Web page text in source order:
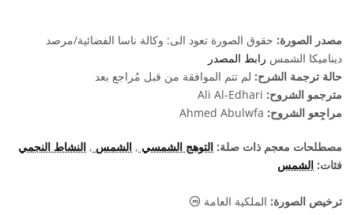
مصدر الصورة: حقوق الصورة تعود الى: وكالة ناسا الفضائية/مرصد
ديناميكا الشمس رابط المصدر
حالة ترجمة الشرح: لم تتم الموافقة من قبل مُراجع بعد
مترجمو الشروح: Ali Al-Edhari
مراجِعو الشروح: Ahmed Abulwfa
مصطلحات معجم ذات صلة: التوهج الشمسي , الشمس , النشاط النجمي
فئات: الشمس
ترخيص الصورة: الملكية العامة الملكية العامة أيقونات